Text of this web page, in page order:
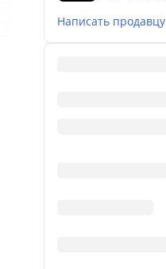
Написать продавцу